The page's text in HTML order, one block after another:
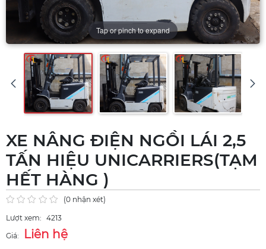
Tap or pinch to expand
XE NÂNG ĐIỆN NGỒI LÁI 2,5
TẤN HIỆU UNICARRIERS(TẠM
HẾT HÀNG )
(0 nhận xét)
Lượt xem: 4213
Giá:
Liên hệ